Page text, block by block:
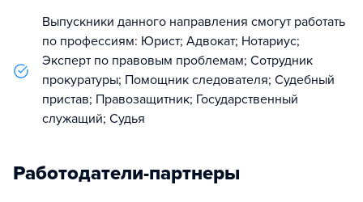
Выпускники данного направления смогут работать
по профессиям: Юрист; Адвокат; Нотариус;
Эксперт по правовым проблемам; Сотрудник
прокуратуры; Помощник следователя; Судебный
пристав; Правозащитник; Государственный
служащий; Судья
Работодатели-партнеры